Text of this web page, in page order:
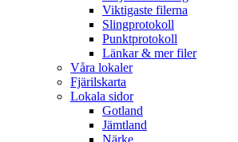
Viktigaste filerna
Slingprotokoll
Punktprotokoll
Länkar & mer filer
Våra lokaler
Fjärilskarta
Lokala sidor
Gotland
Jämtland
Närke